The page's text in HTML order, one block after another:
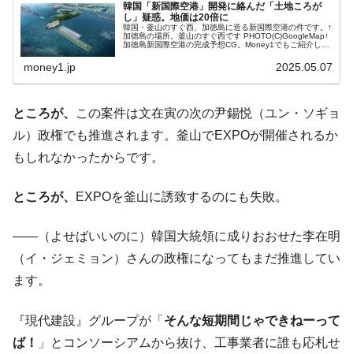
『Money1』
【米韓激突案件】韓国消費者院が『クーパ
ン』1人当たり賠償10万ウォンを認定 ⇒ 総額3兆7,000億
『Money1』 韓国で猛暑。南東部では干ばつ
『Money1』
韓国型イージス搭載の次世代駆逐艦
『Money1』
【対日本円】ウォン安が急進！ 日米の協調
に韓国がいっちょがみしたのでは。
は韓国で『BYD』車は売れている。6カ月で対前年同期比
1.9倍！
『Money1』
在韓米国大使スティールが着韓！⇒ さっそ
ドを掲げる「在韓反米勢力」
『Money1』
JPモルガン「韓国レバレッジETFの清算は
韓国「新国際空港」開発に絡んだ「土地ころが
し」疑惑。地価は20倍に
韓国・釜山のすぐ西、加徳島に造る新国際空港の件です。↑
加徳島の場所。釜山のすぐ西です PHOTO(C)GoogleMap↑
加徳島新国際空港の完成予想CG。Money1でもご紹介して
money1.jp 2025.05.07
ところが、
この案件は文在寅の次の尹錫悦（ユン・ソギョ
ル）政権でも推進されます。釜山でEXPOが開催されるか
もしれなかったからです。
ところが、 EXPOを釜山に誘致するのにも失敗。
――（よせばいいのに）韓国大統領に成りおおせた李在明
（イ・ジェミョン）さんの政権になってもまだ推進してい
ます。
『現代建設』グループが「 そんな短期間じゃできねーって
ば！
」とコンソーシアムから抜け、工事業者に誰も応札せ